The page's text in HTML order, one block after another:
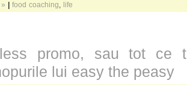
| food coaching life
promo, sau tot ce
lui easy the peasy